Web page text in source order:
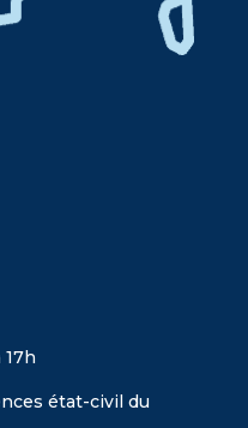
17h
état-civil du